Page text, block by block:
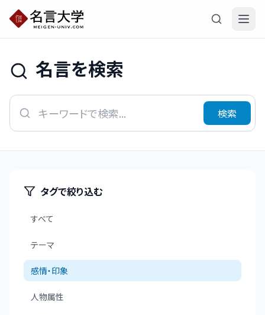
名言を検索
検索
タグで絞り込む
すべて
テーマ
感情・印象
人物属性